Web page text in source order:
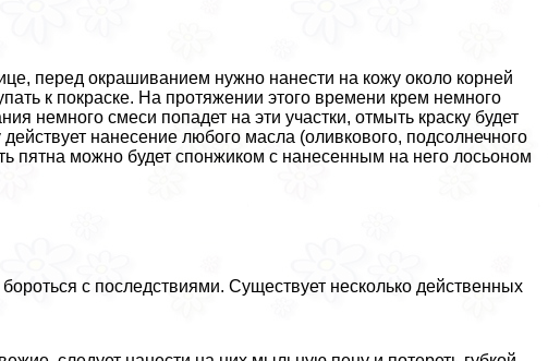
перед окрашиванием нужно нанести на кожу около корней
к покраске. На протяжении этого времени крем немного
немного смеси попадет на эти участки, отмыть краску будет
нанесение любого масла (оливкового, подсолнечного
пятна можно будет спонжиком с нанесенным на него лосьоном
с последствиями. Существует несколько действенных